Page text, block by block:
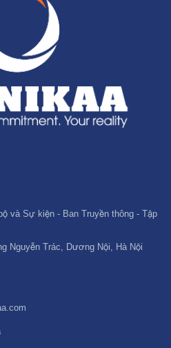
và Sự kiện - Ban Truyền thông - Tập
Nguyễn Trác, Dương Nội, Hà Nội